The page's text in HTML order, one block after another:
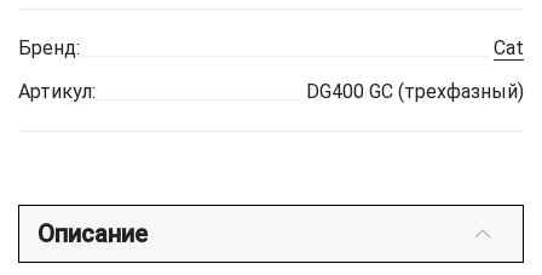
Бренд:
Cat
Артикул:
DG400 GC (трехфазный)
Описание